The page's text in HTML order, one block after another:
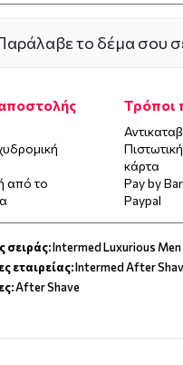
το δέμα σου
από το
Τρόποι
κάρτα
Pay by
Paypal
σειράς:Intermed Luxurious Men
εταιρείας:Intermed After
After Shave